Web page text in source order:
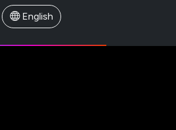
English